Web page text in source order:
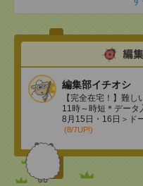
編集部イチオシ
【完全在宅！】難
11時～時短＊データ
8月15日・16日＞ド
(8/7UP!)